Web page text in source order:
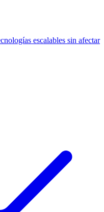
escalables sin afectar